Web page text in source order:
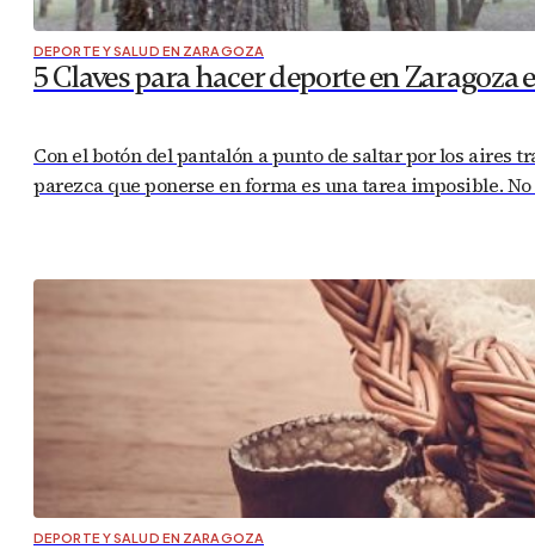
DEPORTE Y SALUD EN ZARAGOZA
5 Claves para hacer deporte en
Con el botón del pantalón a punto de saltar por los aires
parezca que ponerse en forma es una tarea imposible.
DEPORTE Y SALUD EN ZARAGOZA